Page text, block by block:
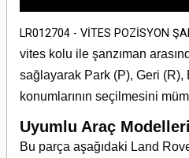
LR012704 - VİTES POZİSYON
vites kolu ile şanzıman
sağlayarak Park (P), Geri (R),
konumlarının seçilmesini
Uyumlu Araç Modelleri
Bu parça aşağıdaki Land